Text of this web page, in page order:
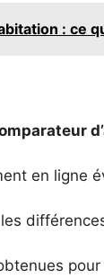
: ce
en ligne